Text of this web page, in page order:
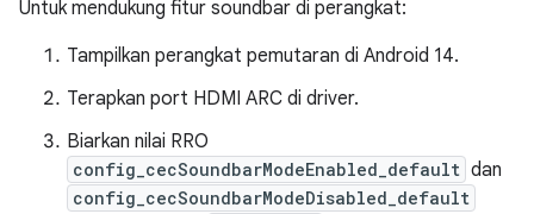
Untuk mendukung fitur soundbar di perangkat:
Tampilkan perangkat pemutaran di Android 14.
Terapkan port HDMI ARC di driver.
Biarkan nilai RRO
config_cecSoundbarModeEnabled_default dan
config_cecSoundbarModeDisabled_default